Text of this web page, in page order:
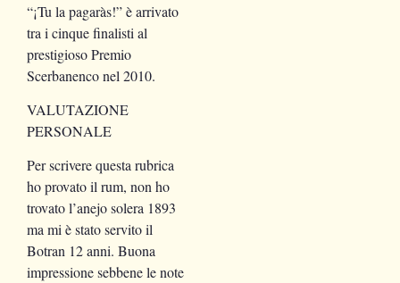
“¡Tu la pagaràs!” è arrivato
tra i cinque finalisti al
prestigioso Premio
Scerbanenco nel 2010.
VALUTAZIONE
PERSONALE
Per scrivere questa rubrica
ho provato il rum, non ho
trovato l’anejo solera 1893
ma mi è stato servito il
Botran 12 anni. Buona
impressione sebbene le note